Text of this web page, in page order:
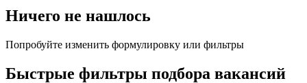
Ничего не нашлось
Попробуйте изменить формулировку или фильтры
Быстрые фильтры подбора вакансий